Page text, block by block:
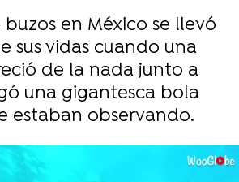
en México se llevó
sus vidas cuando una
de la nada junto a
una gigantesca bola
estaban observando.